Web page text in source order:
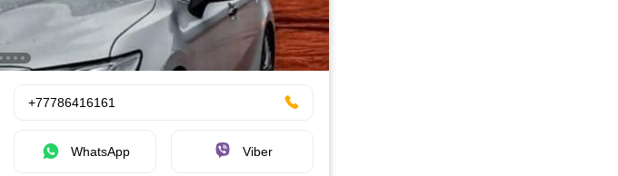
+77786416161
WhatsApp Viber